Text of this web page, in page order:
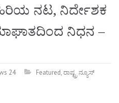
ನಟ, ನಿರ್ದೇಶಕ
ನಿಧನ –
24 Featured,ರಾಷ್ಟ್ರ ನ್ಯೂಸ್